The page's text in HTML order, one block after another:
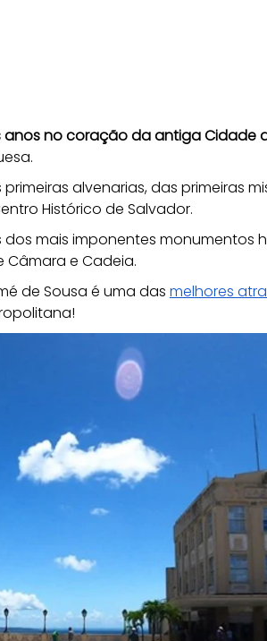
anos no coração da antiga Cidade
alvenarias, das primeiras
Histórico de Salvador.
mais imponentes monumentos
Câmara e Cadeia.
de Sousa é uma das melhores